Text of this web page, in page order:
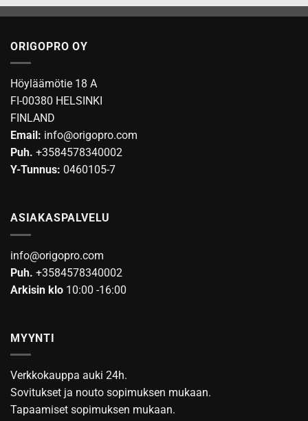
tuotteella
ORIGOPRO OY
Höyläämötie 18 A
FI-00380 HELSINKI
FINLAND
Email: info@origopro.com
Puh. +3584578340002
Y-Tunnus: 0460105-7
ASIAKASPALVELU
info@origopro.com
Puh. +3584578340002
Arkisin klo 10:00 -16:00
MYYNTI
Verkkokauppa auki 24h.
Sovitukset ja nouto sopimuksen mukaan.
Tapaamiset sopimuksen mukaan.